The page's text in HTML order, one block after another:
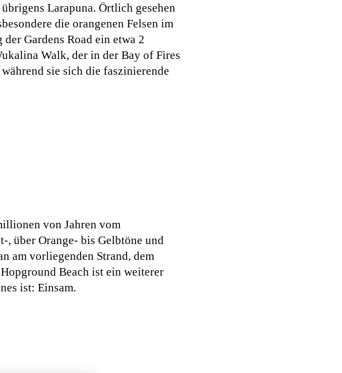
Larapuna. Örtlich gesehen
die orangenen Felsen im
Gardens Road ein etwa 2
Walk, der in der Bay of Fires
sie sich die faszinierende
von Jahren vom
, über Orange- bis Gelbtöne und
am vorliegenden Strand, dem
Beach ist ein weiterer
ist: Einsam.